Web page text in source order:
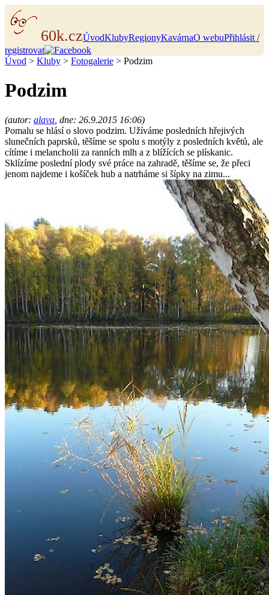
60k.czÚvodKlubyRegionyKavárnaO webuPřihlásit /
registrovat
Úvod > Kluby > Fotogalerie > Podzim
Podzim
(autor: alava , dne: 26.9.2015 16:06)
Pomalu se hlásí o slovo podzim. Užíváme posledních hřejivých
slunečních paprsků, těšíme se spolu s motýly z posledních květů, ale
cítíme i melancholii za ranních mlh a z blížících se plískanic.
Sklízíme poslední plody své práce na zahradě, těšíme se, že přeci
jenom najdeme i košíček hub a natrháme si šípky na zimu...